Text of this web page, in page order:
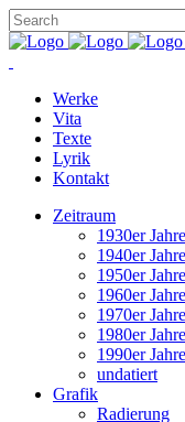
Werke
Vita
Texte
Lyrik
Kontakt
Zeitraum
1930er Jahre
1940er Jahre
1950er Jahre
1960er Jahre
1970er Jahre
1980er Jahre
1990er Jahre
undatiert
Grafik
Radierung